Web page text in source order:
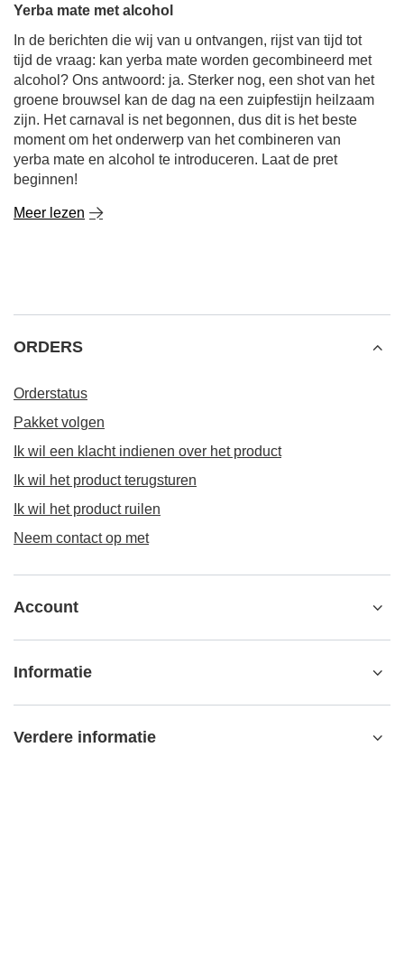
Yerba mate met alcohol
In de berichten die wij van u ontvangen, rijst van tijd tot
tijd de vraag: kan yerba mate worden gecombineerd met
alcohol? Ons antwoord: ja. Sterker nog, een shot van het
groene brouwsel kan de dag na een zuipfestijn heilzaam
zijn. Het carnaval is net begonnen, dus dit is het beste
moment om het onderwerp van het combineren van
yerba mate en alcohol te introduceren. Laat de pret
beginnen!
Meer lezen
ORDERS
Orderstatus
Pakket volgen
Ik wil een klacht indienen over het product
Ik wil het product terugsturen
Ik wil het product ruilen
Neem contact op met
Account
Informatie
Verdere informatie